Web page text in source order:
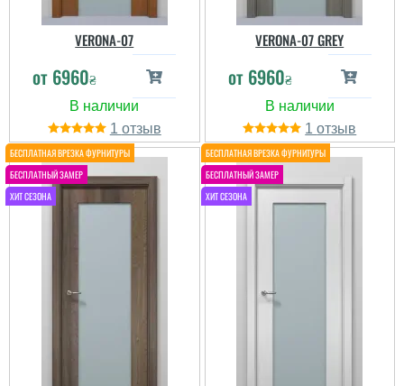
VERONA-07
от 6960₴
1
VERONA-07 GREY
от 6960₴
1